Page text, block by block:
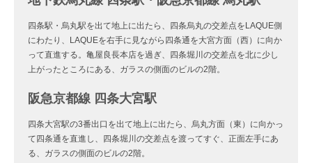
四条駅・烏丸駅を出て地上に出たら、四条烏丸の交差点をLAQUE側
にわたり、LAQUEを右手に見ながら四条通を大宮方面（西）に向か
って直進する。亀屋良長本店を過ぎ、四条堀川の交差点を北に少し
上がったところにある、ガラスの側面のビルの2階。
阪急京都線 四条大宮駅
四条大宮駅の3番出口を出て地上に出たら、烏丸方面（東）に向かっ
て四条通を直進し、四条堀川の交差点を渡ってすぐ、正面左手にあ
る、ガラスの側面のビルの2階。